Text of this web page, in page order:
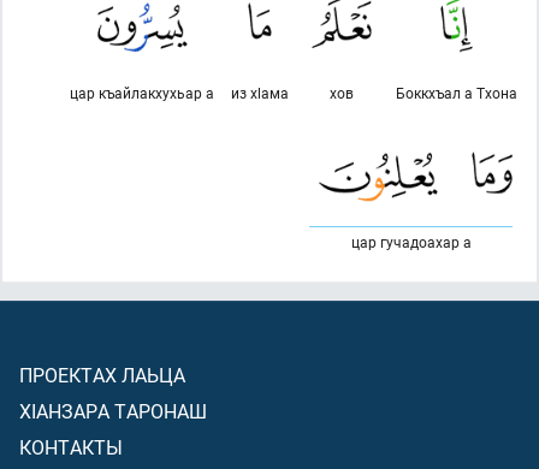
Боккхъал а Тхона
хов
из хlама
цар къайлакхухьар а
цар гучадоахар а
ПРОЕКТАХ ЛАЬЦА
ХIАНЗАРА ТАРОНАШ
КОНТАКТЫ